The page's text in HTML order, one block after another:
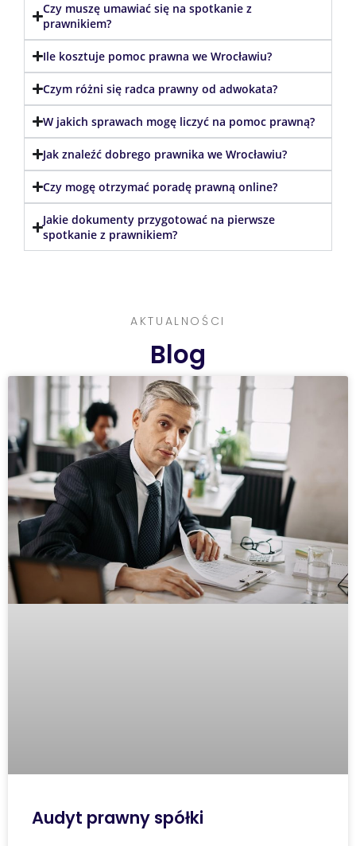
Czy muszę umawiać się na spotkanie z
prawnikiem?
Ile kosztuje pomoc prawna we Wrocławiu?
Czym różni się radca prawny od adwokata?
W jakich sprawach mogę liczyć na pomoc prawną?
Jak znaleźć dobrego prawnika we Wrocławiu?
Czy mogę otrzymać poradę prawną online?
Jakie dokumenty przygotować na pierwsze
spotkanie z prawnikiem?
AKTUALNOŚCI
Blog
Audyt prawny spółki